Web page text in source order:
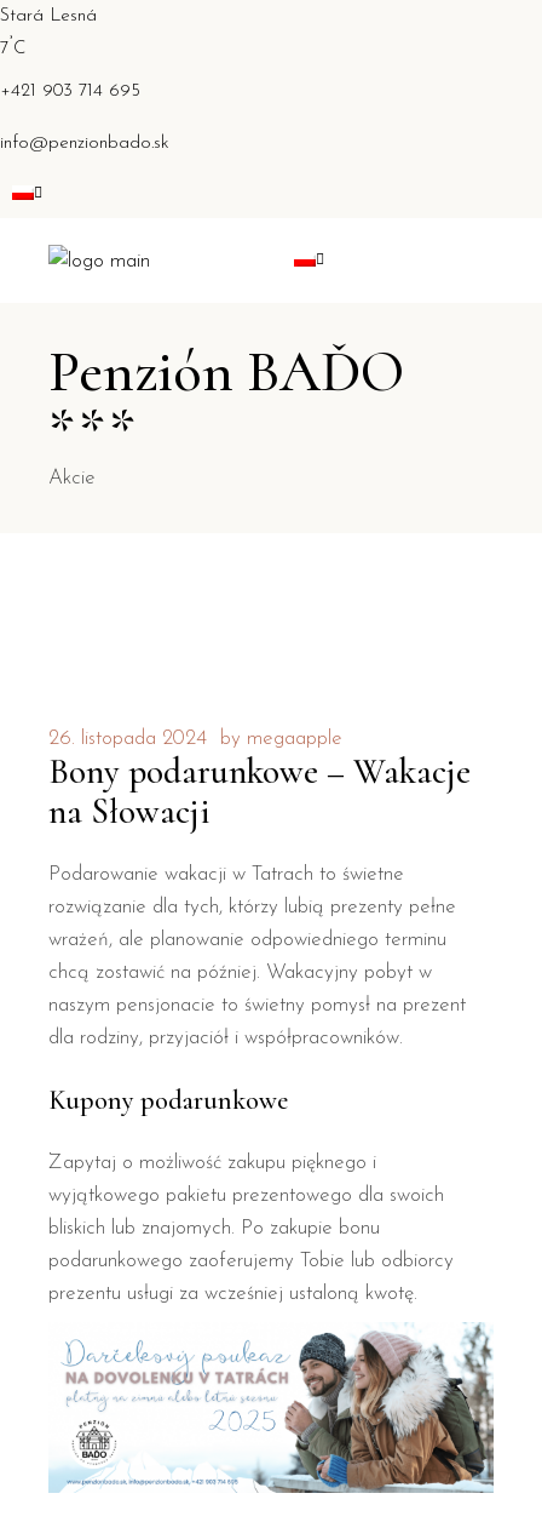
Stará Lesná
7 C
+421 903 714 695
info@penzionbado.sk
Penzión BAĎO
***
Akcie
26. listopada 2024 by megaapple
Bony podarunkowe – Wakacje
na Słowacji
Podarowanie wakacji w Tatrach to świetne
rozwiązanie dla tych, którzy lubią prezenty pełne
wrażeń, ale planowanie odpowiedniego terminu
chcą zostawić na później. Wakacyjny pobyt w
naszym pensjonacie to świetny pomysł na prezent
dla rodziny, przyjaciół i współpracowników.
Kupony podarunkowe
Zapytaj o możliwość zakupu pięknego i
wyjątkowego pakietu prezentowego dla swoich
bliskich lub znajomych. Po zakupie bonu
podarunkowego zaoferujemy Tobie lub odbiorcy
prezentu usługi za wcześniej ustaloną kwotę.